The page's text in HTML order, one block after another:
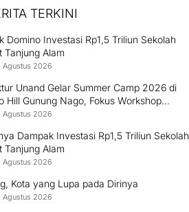
TERKINI
Domino Investasi Rp1,5 Triliun Sekolah
Tanjung Alam
Agustus 2026
Unand Gelar Summer Camp 2026 di
Hill Gunung Nago, Fokus Workshop
Bambu dan Huntap Kayu
Agustus 2026
Dampak Investasi Rp1,5 Triliun Sekolah
Tanjung Alam
Agustus 2026
Kota yang Lupa pada Dirinya
Agustus 2026